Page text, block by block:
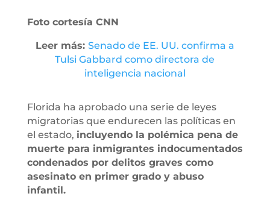
Foto cortesía CNN
Leer más: Senado de EE. UU. confirma a
Tulsi Gabbard como directora de
inteligencia nacional
Florida ha aprobado una serie de leyes
migratorias que endurecen las políticas en
el estado, incluyendo la polémica pena de
muerte para inmigrantes indocumentados
condenados por delitos graves como
asesinato en primer grado y abuso
infantil.